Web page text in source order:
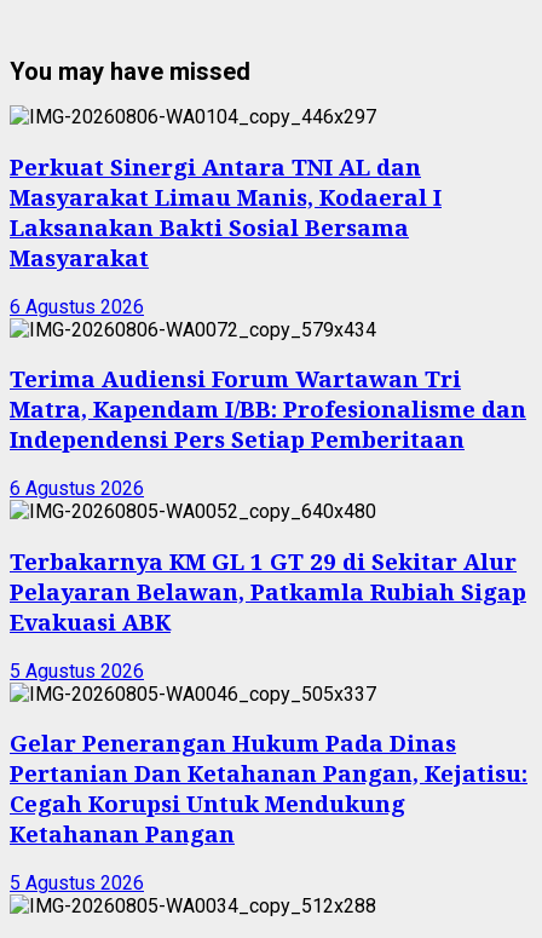
You may have missed
Perkuat Sinergi Antara TNI AL dan
Masyarakat Limau Manis, Kodaeral I
Laksanakan Bakti Sosial Bersama
Masyarakat
6 Agustus 2026
Terima Audiensi Forum Wartawan Tri
Matra, Kapendam I/BB: Profesionalisme dan
Independensi Pers Setiap Pemberitaan
6 Agustus 2026
Terbakarnya KM GL 1 GT 29 di Sekitar Alur
Pelayaran Belawan, Patkamla Rubiah Sigap
Evakuasi ABK
5 Agustus 2026
Gelar Penerangan Hukum Pada Dinas
Pertanian Dan Ketahanan Pangan, Kejatisu:
Cegah Korupsi Untuk Mendukung
Ketahanan Pangan
5 Agustus 2026